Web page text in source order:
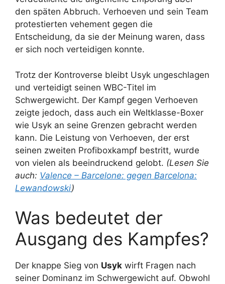
den späten Abbruch. Verhoeven und sein Team
protestierten vehement gegen die
Entscheidung, da sie der Meinung waren, dass
er sich noch verteidigen konnte.
Trotz der Kontroverse bleibt Usyk ungeschlagen
und verteidigt seinen WBC-Titel im
Schwergewicht. Der Kampf gegen Verhoeven
zeigte jedoch, dass auch ein Weltklasse-Boxer
wie Usyk an seine Grenzen gebracht werden
kann. Die Leistung von Verhoeven, der erst
seinen zweiten Profiboxkampf bestritt, wurde
von vielen als beeindruckend gelobt. (Lesen Sie
auch: Valence – Barcelone: gegen Barcelona:
Lewandowski)
Was bedeutet der
Ausgang des Kampfes?
Der knappe Sieg von Usyk wirft Fragen nach
seiner Dominanz im Schwergewicht auf. Obwohl